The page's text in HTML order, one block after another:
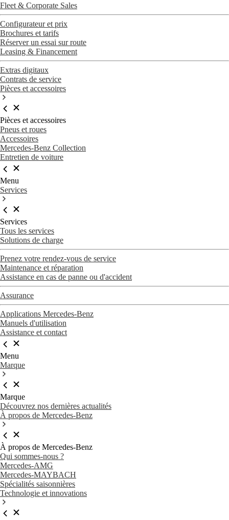
Fleet & Corporate Sales
Configurateur et prix
Brochures et tarifs
Réserver un essai sur route
Leasing & Financement
Extras digitaux
Contrats de service
Pièces et accessoires
Pièces et accessoires
Pneus et roues
Accessoires
Mercedes-Benz Collection
Entretien de voiture
Menu
Services
Services
Tous les services
Solutions de charge
Prenez votre rendez-vous de service
Maintenance et réparation
Assistance en cas de panne ou d'accident
Assurance
Applications Mercedes-Benz
Manuels d'utilisation
Assistance et contact
Menu
Marque
Marque
Découvrez nos dernières actualités
À propos de Mercedes-Benz
À propos de Mercedes-Benz
Qui sommes-nous ?
Mercedes-AMG
Mercedes-MAYBACH
Spécialités saisonnières
Technologie et innovations